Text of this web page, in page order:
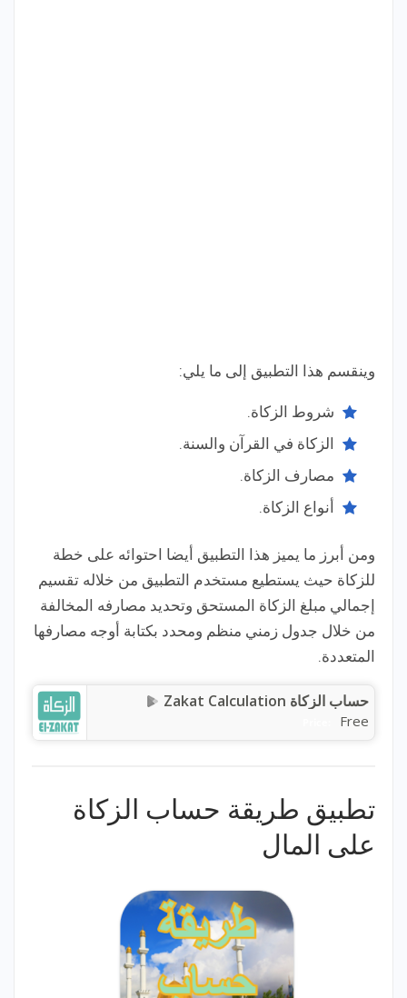
وينقسم هذا التطبيق إلى ما يلي:
شروط الزكاة.
الزكاة في القرآن والسنة.
مصارف الزكاة.
أنواع الزكاة.
ومن أبرز ما يميز هذا التطبيق أيضا احتوائه على خطة
للزكاة حيث يستطيع مستخدم التطبيق من خلاله تقسيم
إجمالي مبلغ الزكاة المستحق وتحديد مصارفه المخالفة
من خلال جدول زمني منظم ومحدد بكتابة أوجه مصارفها
المتعددة.
حساب الزكاة Zakat Calculation
Free
تطبيق طريقة حساب الزكاة
على المال